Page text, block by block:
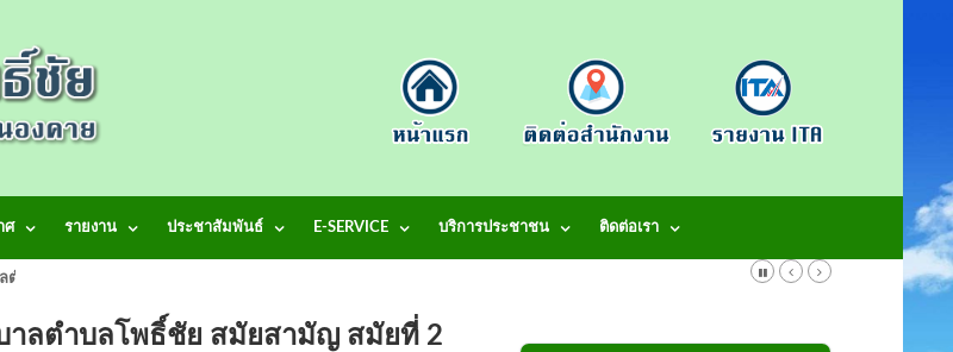
ศ รายงาน ประชาสัมพันธ์ E-SERVICE บริการประชาชน ติดต่อเรา
ตำบลโพธิ์ชัย
าลตำบลโพธิ์ชัย สมัยสามัญ สมัยที่ 2